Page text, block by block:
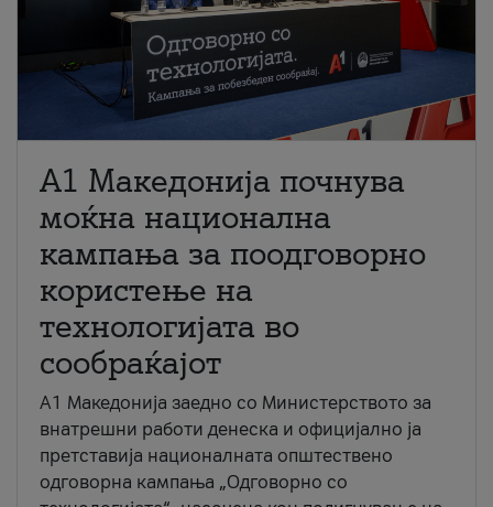
A1 Македонија почнува
моќна национална
кампања за поодговорно
користење на
технологијата во
сообраќајот
A1 Македонија заедно со Министерството за
внатрешни работи денеска и официјално ја
претставија националната општествено
одговорна кампања „Одговорно со